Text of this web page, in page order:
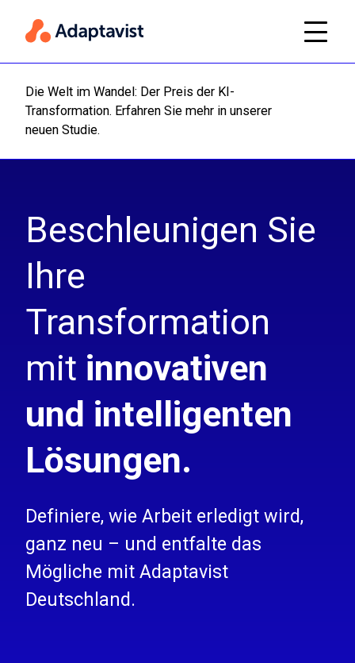
Die Welt im Wandel: Der Preis der KI-
Transformation. Erfahren Sie mehr in unserer
neuen Studie.
Beschleunigen Sie
Ihre
Transformation
mit innovativen
und intelligenten
Lösungen.
Definiere, wie Arbeit erledigt wird,
ganz neu – und entfalte das
Mögliche mit Adaptavist
Deutschland.